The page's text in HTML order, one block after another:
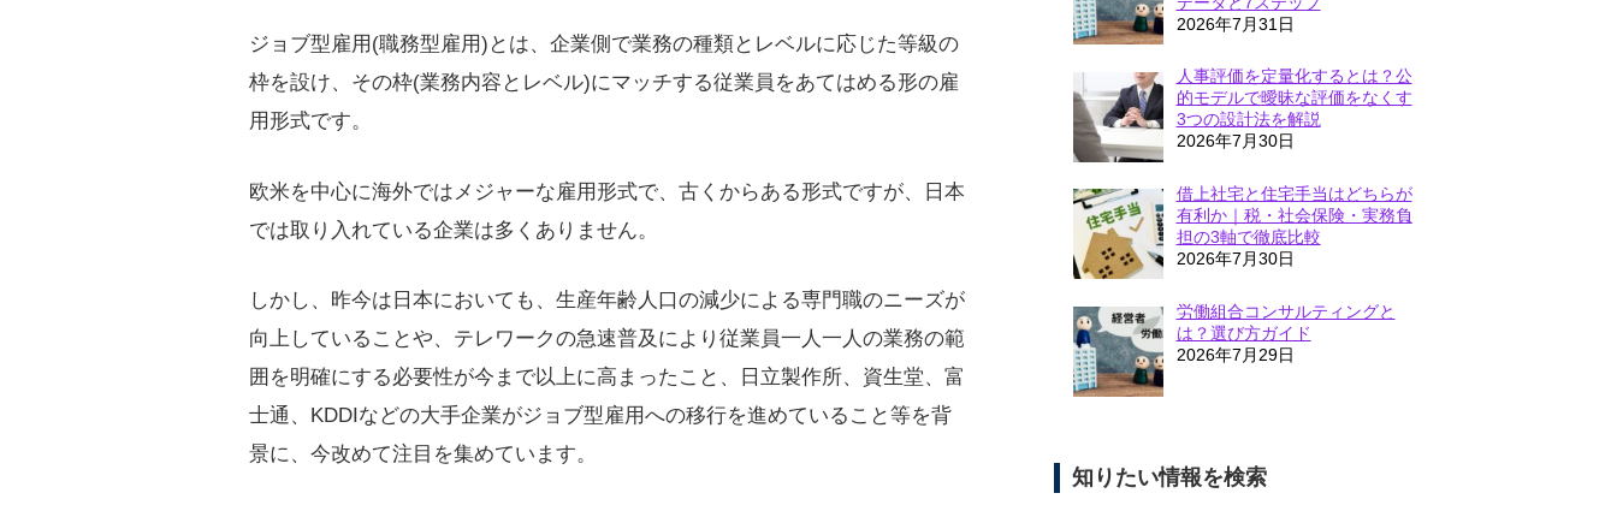
ジョブ型雇用(職務型雇用)とは、企業側で業務の種類とレベルに応じた等級の
枠を設け、その枠(業務内容とレベル)にマッチする従業員をあてはめる形の雇
用形式です。
欧米を中心に海外ではメジャーな雇用形式で、古くからある形式ですが、日本
では取り入れている企業は多くありません。
しかし、昨今は日本においても、生産年齢人口の減少による専門職のニーズが
向上していることや、テレワークの急速普及により従業員一人一人の業務の範
囲を明確にする必要性が今まで以上に高まったこと、日立製作所、資生堂、富
士通、KDDIなどの大手企業がジョブ型雇用への移行を進めていること等を背
景に、今改めて注目を集めています。
2026年7月31日
人事評価を定量化するとは？公
的モデルで曖昧な評価をなくす
3つの設計法を解説
2026年7月30日
借上社宅と住宅手当はどちらが
有利か｜税・社会保険・実務負
担の3軸で徹底比較
2026年7月30日
労働組合コンサルティングと
は？選び方ガイド
2026年7月29日
知りたい情報を検索